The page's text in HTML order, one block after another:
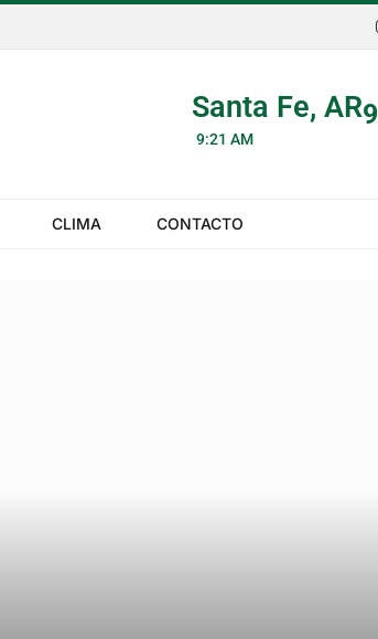
Santa Fe, AR
9:21 AM
9
CLIMA CONTACTO